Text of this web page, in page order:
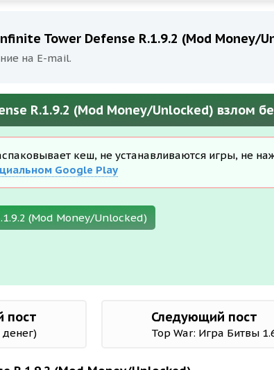
Tower Defense R.1.9.2 (Mod Money/
на E-mail.
R.1.9.2 (Mod Money/Unlocked) взлом
кеш, не устанавливаются игры, не
Google Play
(Mod Money/Unlocked)
пост Следующий пост
Top War: Игра Битвы